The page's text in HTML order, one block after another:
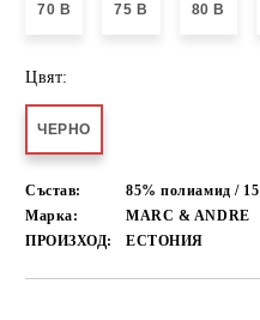
70 B 75 B 80 B
Цвят:
ЧЕРНО
Състав:
85% полиамид /
Марка:
MARC & ANDRE
ПРОИЗХОД:
ЕСТОНИЯ